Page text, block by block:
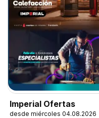
Imperial Ofertas
desde miércoles 04.08.2026